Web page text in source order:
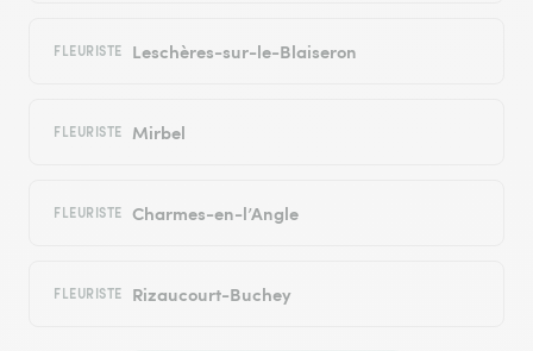
FLEURISTE Leschères-sur-le-Blaiseron
FLEURISTE Mirbel
FLEURISTE Charmes-en-l’Angle
FLEURISTE Rizaucourt-Buchey